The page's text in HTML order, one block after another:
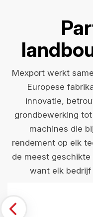
Mexport werkt
Europese
innovatie,
grondbewerking
machines die
rendement op elk
de meest
want elk bedrijf